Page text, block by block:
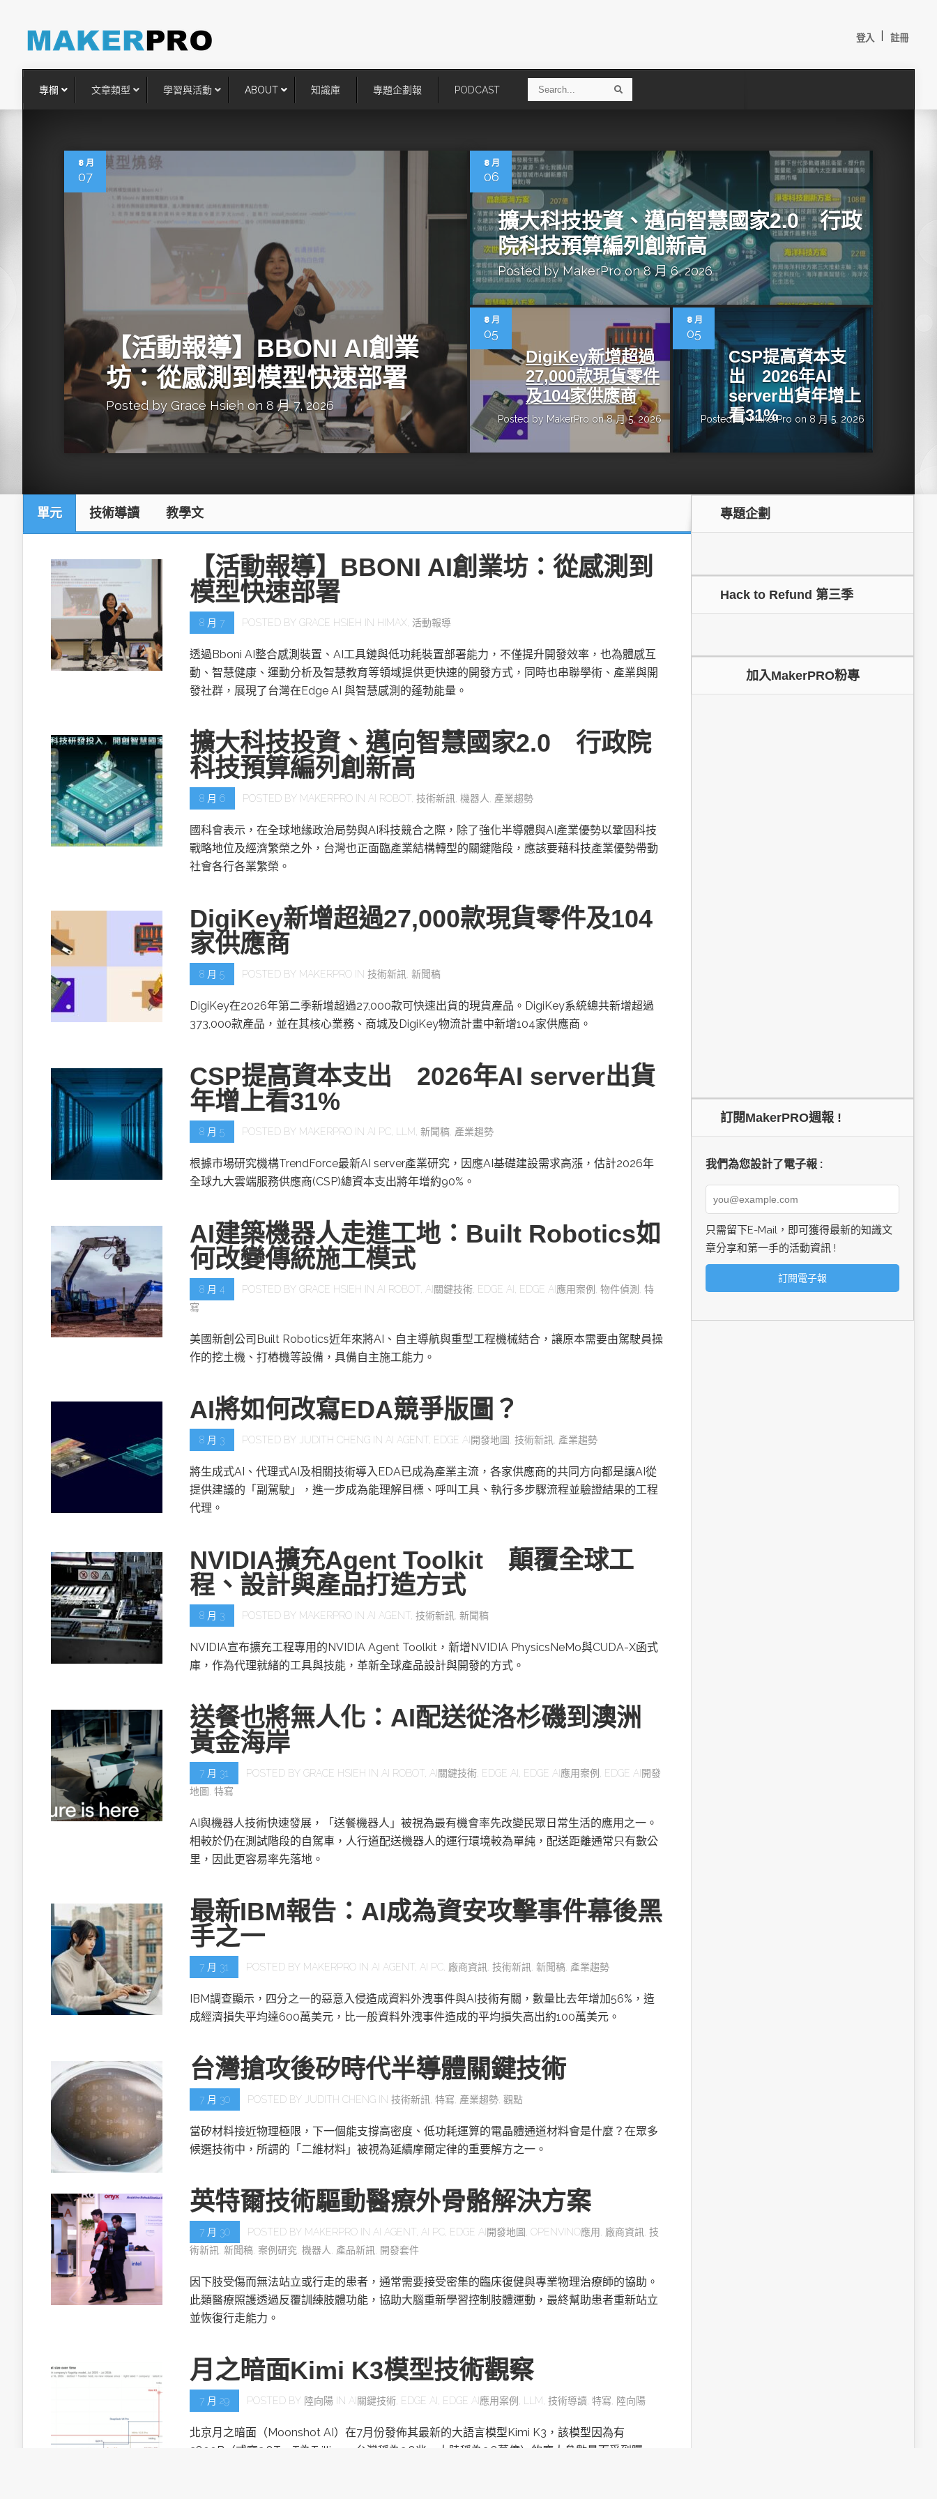
登入 註冊
專欄
英特爾技術驅動醫療外骨骼解決方案
【活動報導】Intel攜手生態系夥伴分享Edge AI機器
人應用部署實戰經驗
器人的關鍵
OpenVINO×ExecuTorch：解鎖英特爾架構AI PC模型
推論效能新境界
文章類型
台灣搶攻後矽時代半導體關鍵技
術
推探OpenAI Codex Micro專屬控
制器
元收購Synaptics布局邊緣智慧平
TensorFlow vs. PyTorch：AI框架
「公升級」Agentic AI方案比較：
Apple、NVIDIA、AMD
創客開發板AI加速晶片觀察
學習與活動 ABOUT 知識庫 專題企劃報 PODCAST
a
8 月
07
【活動報導】BBONI AI創業
坊：從感測到模型快速部署
Posted by Grace Hsieh on 8 月 7, 2026
8 月
06
擴大科技投資、邁向智慧國家2.0 行政
院科技預算編列創新高
Posted byMakerProon 8 月 6, 2026
8 月
05
DigiKey新增超過
27,000款現貨零件
及104家供應商
Posted by MakerPro on 8 月 5, 2026
8 月
05
CSP提高資本支
出 2026年AI
server出貨年增上
看31%
Posted byMakerPro on 8 月 5, 2026
單元 技術導讀 教學文
【活動報導】BBONI AI創業坊：從感測到
模型快速部署
8 月 7 POSTED BY GRACE HSIEH IN HIMAX 活動報導
透過Bboni AI整合感測裝置、AI工具鏈與低功耗裝置部署能力，不僅提升開發效率，也為體感互
動、智慧健康、運動分析及智慧教育等領域提供更快速的開發方式，同時也串聯學術、產業與開
發社群，展現了台灣在Edge AI 與智慧感測的蓬勃能量。
擴大科技投資、邁向智慧國家2.0 行政院
科技預算編列創新高
8 月 6 POSTED BY MAKERPRO IN AI ROBOT 技術新訊 機器人 產業趨勢
國科會表示，在全球地緣政治局勢與AI科技競合之際，除了強化半導體與AI產業優勢以鞏固科技
戰略地位及經濟繁榮之外，台灣也正面臨產業結構轉型的關鍵階段，應該要藉科技產業優勢帶動
社會各行各業繁榮。
DigiKey新增超過27,000款現貨零件及104
家供應商
8 月 5 POSTED BY MAKERPRO IN 技術新訊 新聞稿
DigiKey在2026年第二季新增超過27,000款可快速出貨的現貨產品。DigiKey系統總共新增超過
373,000款產品，並在其核心業務、商城及DigiKey物流計畫中新增104家供應商。
CSP提高資本支出 2026年AI server出貨
年增上看31%
8 月 5 POSTED BY MAKERPRO IN AI PC LLM 新聞稿 產業趨勢
根據市場研究機構TrendForce最新AI server產業研究，因應AI基礎建設需求高漲，估計2026年
全球九大雲端服務供應商(CSP)總資本支出將年增約90%。
AI建築機器人走進工地：Built Robotics如
何改變傳統施工模式
8 月 4 POSTED BY GRACE HSIEH IN AI ROBOT AI關鍵技術 EDGE AI EDGE AI應用案例 物件偵測
特
寫
美國新創公司Built Robotics近年來將AI、自主導航與重型工程機械結合，讓原本需要由駕駛員操
作的挖土機、打樁機等設備，具備自主施工能力。
AI將如何改寫EDA競爭版圖？
8 月 3 POSTED BY JUDITH CHENG IN AI AGENT EDGE AI開發地圖 技術新訊 產業趨勢
將生成式AI、代理式AI及相關技術導入EDA已成為產業主流，各家供應商的共同方向都是讓AI從
提供建議的「副駕駛」，進一步成為能理解目標、呼叫工具、執行多步驟流程並驗證結果的工程
代理。
NVIDIA擴充Agent Toolkit 顛覆全球工
程、設計與產品打造方式
8 月 3 POSTED BY MAKERPRO IN AI AGENT 技術新訊 新聞稿
NVIDIA宣布擴充工程專用的NVIDIA Agent Toolkit，新增NVIDIA PhysicsNeMo與CUDA-X函式
庫，作為代理就緒的工具與技能，革新全球產品設計與開發的方式。
送餐也將無人化：AI配送從洛杉磯到澳洲
黃金海岸
7 月 31 POSTED BY GRACE HSIEH IN AI ROBOT AI關鍵技術 EDGE AI EDGE AI應用案例 EDGE AI開發
地圖 特寫
AI與機器人技術快速發展，「送餐機器人」被視為最有機會率先改變民眾日常生活的應用之一。
相較於仍在測試階段的自駕車，人行道配送機器人的運行環境較為單純，配送距離通常只有數公
里，因此更容易率先落地。
最新IBM報告：AI成為資安攻擊事件幕後黑
手之一
7 月 31 POSTED BY MAKERPRO IN AI AGENT AI PC 廠商資訊 技術新訊 新聞稿 產業趨勢
IBM調查顯示，四分之一的惡意入侵造成資料外洩事件與AI技術有關，數量比去年增加56%，造
成經濟損失平均達600萬美元，比一般資料外洩事件造成的平均損失高出約100萬美元。
台灣搶攻後矽時代半導體關鍵技術
7 月 30 POSTED BY JUDITH CHENG IN 技術新訊 特寫 產業趨勢 觀點
當矽材料接近物理極限，下一個能支撐高密度、低功耗運算的電晶體通道材料會是什麼？在眾多
候選技術中，所謂的「二維材料」被視為延續摩爾定律的重要解方之一。
英特爾技術驅動醫療外骨骼解決方案
7 月 30 POSTED BY MAKERPRO IN AI AGENT AI PC EDGE AI開發地圖 OPENVINO應用 廠商資訊 技
術新訊 新聞稿 案例研究 機器人 產品新訊 開發套件
因下肢受傷而無法站立或行走的患者，通常需要接受密集的臨床復健與專業物理治療師的協助。
此類醫療照護透過反覆訓練肢體功能，協助大腦重新學習控制肢體運動，最終幫助患者重新站立
並恢復行走能力。
月之暗面Kimi K3模型技術觀察
7 月 29 POSTED BY 陸向陽 IN AI關鍵技術 EDGE AI EDGE AI應用案例 LLM 技術導讀 特寫 陸向陽
北京月之暗面（Moonshot AI）在7月份發佈其最新的大語言模型Kimi K3，該模型因為有
2800B（或寫2.8T，T為Trillion，台灣稱為2.8兆，大陸稱為2.8萬億）的龐大參數量而受到矚
專題企劃
Hack to Refund 第三季
加入MakerPRO粉專
訂閱MakerPRO週報 !
我們為您設計了電子報 :
只需留下E-Mail，即可獲得最新的知識文
章分享和第一手的活動資訊 !